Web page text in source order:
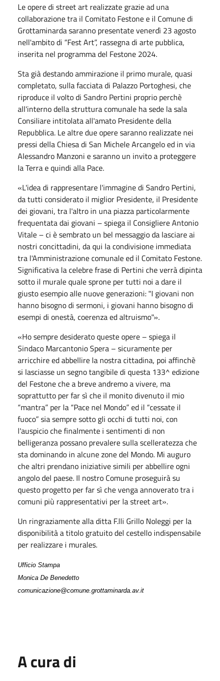
Le opere di street art realizzate grazie ad una
collaborazione tra il Comitato Festone e il Comune di
Grottaminarda saranno presentate venerdì 23 agosto
nell'ambito di “Fest Art”, rassegna di arte pubblica,
inserita nel programma del Festone 2024.
Sta già destando ammirazione il primo murale, quasi
completato, sulla facciata di Palazzo Portoghesi, che
riproduce il volto di Sandro Pertini proprio perchè
all'interno della struttura comunale ha sede la sala
Consiliare intitolata all'amato Presidente della
Repubblica. Le altre due opere saranno realizzate nei
pressi della Chiesa di San Michele Arcangelo ed in via
Alessandro Manzoni e saranno un invito a proteggere
la Terra e quindi alla Pace.
«L'idea di rappresentare l'immagine di Sandro Pertini,
da tutti considerato il miglior Presidente, il Presidente
dei giovani, tra l'altro in una piazza particolarmente
frequentata dai giovani – spiega il Consigliere Antonio
Vitale – ci è sembrato un bel messaggio da lasciare ai
nostri concittadini, da qui la condivisione immediata
tra l'Amministrazione comunale ed il Comitato Festone.
Significativa la celebre frase di Pertini che verrà dipinta
sotto il murale quale sprone per tutti noi a dare il
giusto esempio alle nuove generazioni: "I giovani non
hanno bisogno di sermoni, i giovani hanno bisogno di
esempi di onestà, coerenza ed altruismo"».
«Ho sempre desiderato queste opere – spiega il
Sindaco Marcantonio Spera – sicuramente per
arricchire ed abbellire la nostra cittadina, poi affinchè
si lasciasse un segno tangibile di questa 133^ edizione
del Festone che a breve andremo a vivere, ma
soprattutto per far sì che il monito divenuto il mio
“mantra” per la “Pace nel Mondo” ed il “cessate il
fuoco” sia sempre sotto gli occhi di tutti noi, con
l'auspicio che finalmente i sentimenti di non
belligeranza possano prevalere sulla scelleratezza che
sta dominando in alcune zone del Mondo. Mi auguro
che altri prendano iniziative simili per abbellire ogni
angolo del paese. Il nostro Comune proseguirà su
questo progetto per far sì che venga annoverato tra i
comuni più rappresentativi per la street art».
Un ringraziamente alla ditta F.lli Grillo Noleggi per la
disponibilità a titolo gratuito del cestello indispensabile
per realizzare i murales.
Ufficio Stampa
Monica De Benedetto
comunicazione@comune.grottaminarda.av.it
A cura di